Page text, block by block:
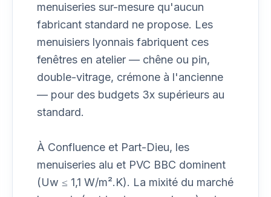
menuiseries sur-mesure qu'aucun
fabricant standard ne propose. Les
menuisiers lyonnais fabriquent ces
fenêtres en atelier — chêne ou pin,
double-vitrage, crémone à l'ancienne
— pour des budgets 3x supérieurs au
standard.
À Confluence et Part-Dieu, les
menuiseries alu et PVC BBC dominent
(Uw ≤ 1,1 W/m².K). La mixité du marché